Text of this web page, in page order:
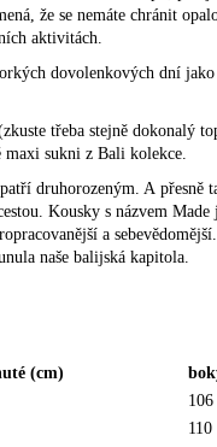
že se nemáte chránit
aktivitách.
dovolenkových dní
třeba stejně dokonalý
sukni z Bali kolekce.
druhorozeným. A přesně
Kousky s názvem
a
naše balijská kapitola.
(cm)
106
110